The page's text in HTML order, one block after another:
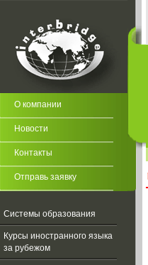
О компании
Новости
Контакты
Отправь заявку
Системы образования
Курсы иностранного языка
за рубежом